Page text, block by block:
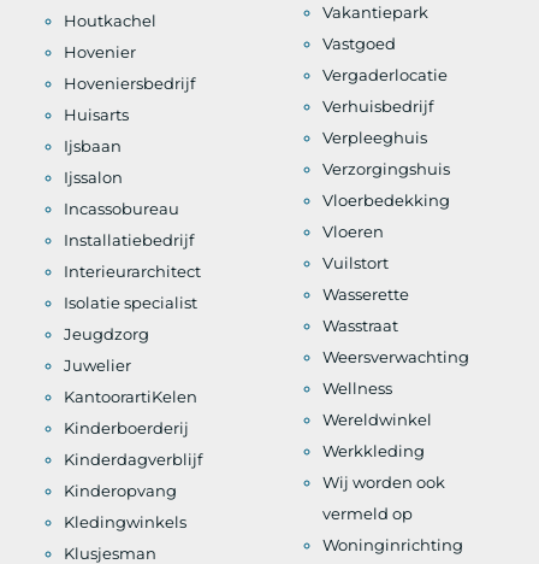
Houtkachel
Hovenier
Hoveniersbedrijf
Huisarts
Ijsbaan
Ijssalon
Incassobureau
Installatiebedrijf
Interieurarchitect
Isolatie specialist
Jeugdzorg
Juwelier
KantoorartiKelen
Kinderboerderij
Kinderdagverblijf
Kinderopvang
Kledingwinkels
Klusjesman
Vakantiepark
Vastgoed
Vergaderlocatie
Verhuisbedrijf
Verpleeghuis
Verzorgingshuis
Vloerbedekking
Vloeren
Vuilstort
Wasserette
Wasstraat
Weersverwachting
Wellness
Wereldwinkel
Werkkleding
Wij worden ook
vermeld op
Woninginrichting